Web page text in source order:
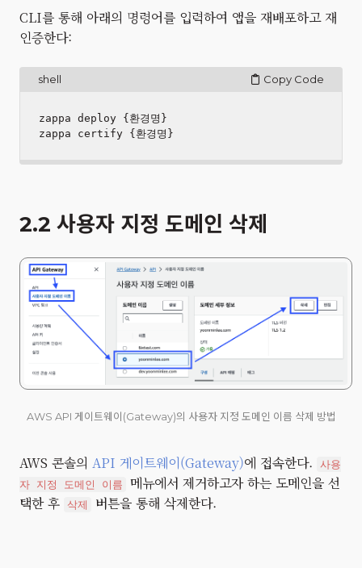
CLI를 통해 아래의 명령어를 입력하여 앱을 재배포하고 재
인증한다:
shell Copy Code
zappa deploy {환경명}
2.2 사용자 지정 도메인 삭제
AWS API 게이트웨이(Gateway)의 사용자 지정 도메인 이름 삭제 방법
AWS 콘솔의 API 게이트웨이(Gateway)에 접속한다.
사용
자 지정 도메인 이름
메뉴에서 제거하고자 하는 도메인을 선
택한 후 삭제 버튼을 통해 삭제한다.